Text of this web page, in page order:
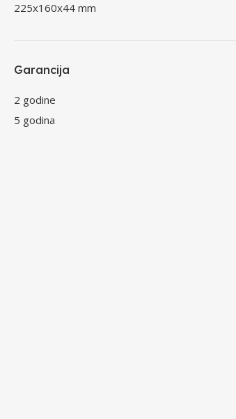
225x160x44 mm
Garancija
2 godine
5 godina